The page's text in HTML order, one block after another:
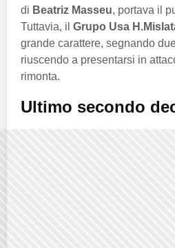
di Beatriz Masseu, portava il
Tuttavia, il Grupo Usa
grande carattere, segnando
riuscendo a presentarsi in
rimonta.
Ultimo secondo